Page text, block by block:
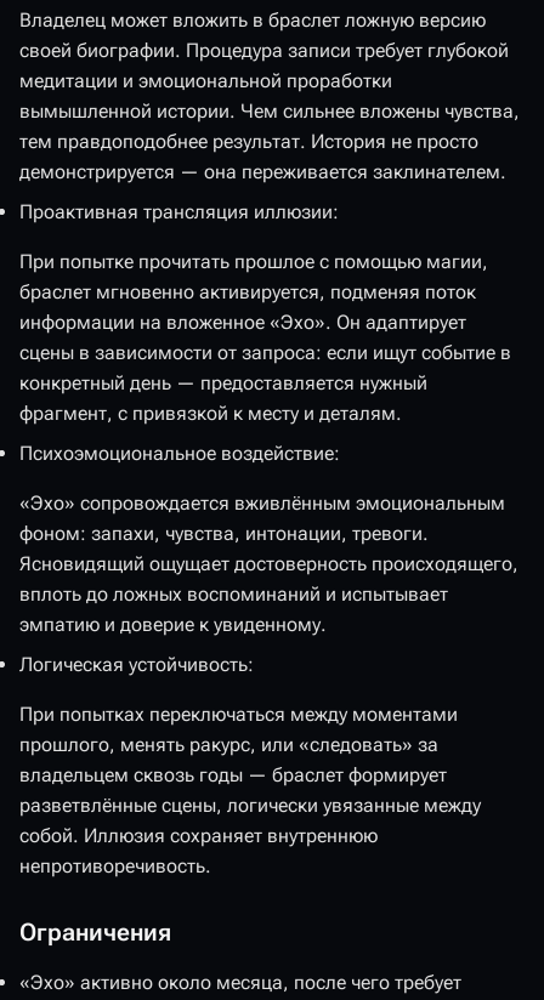
‎Владелец может вложить в браслет ложную версию
своей биографии. Процедура записи требует глубокой
медитации и эмоциональной проработки
вымышленной истории. Чем сильнее вложены чувства,
тем правдоподобнее результат. История не просто
демонстрируется — она переживается заклинателем.
Проактивная трансляция иллюзии:
При попытке прочитать прошлое с помощью магии,
браслет мгновенно активируется, подменяя поток
информации на вложенное «Эхо». Он адаптирует
сцены в зависимости от запроса: если ищут событие в
конкретный день — предоставляется нужный
фрагмент, с привязкой к месту и деталям.
Психоэмоциональное воздействие:
«Эхо» сопровождается вживлённым эмоциональным
фоном: запахи, чувства, интонации, тревоги.
Ясновидящий ощущает достоверность происходящего,
вплоть до ложных воспоминаний и испытывает
эмпатию и доверие к увиденному.
Логическая устойчивость:
‎При попытках переключаться между моментами
прошлого, менять ракурс, или «следовать» за
владельцем сквозь годы — браслет формирует
разветвлённые сцены, логически увязанные между
собой. Иллюзия сохраняет внутреннюю
непротиворечивость.
Ограничения
«Эхо» активно около месяца, после чего требует